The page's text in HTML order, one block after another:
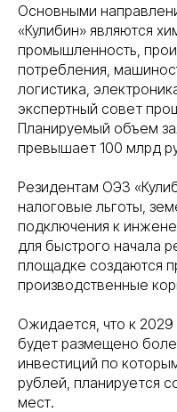
Основными
«Кулибин» являются
промышленность,
потребления,
логистика,
экспертный совет
Планируемый объем
превышает 100 млрд
Резидентам ОЭЗ
налоговые льготы,
подключения к
для быстрого начала
площадке создаются
производственные
Ожидается, что к
будет размещено
инвестиций по
рублей, планируется
мест.